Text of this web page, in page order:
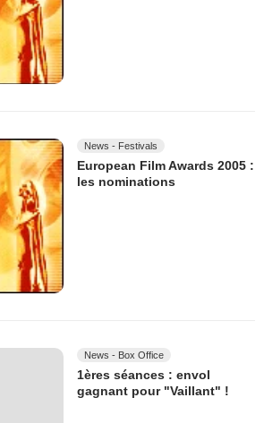
News - Festivals
European Film Awards 2005 :
les nominations
News - Box Office
1ères séances : envol
gagnant pour "Vaillant" !